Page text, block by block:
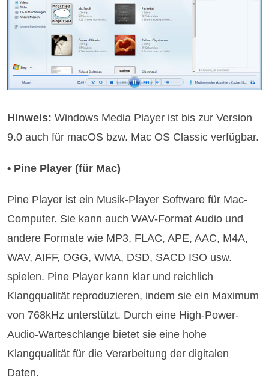
Hinweis: Windows Media Player ist bis zur Version
9.0 auch für macOS bzw. Mac OS Classic verfügbar.
• Pine Player (für Mac)
Pine Player ist ein Musik-Player Software für Mac-
Computer. Sie kann auch WAV-Format Audio und
andere Formate wie MP3, FLAC, APE, AAC, M4A,
WAV, AIFF, OGG, WMA, DSD, SACD ISO usw.
spielen. Pine Player kann klar und reichlich
Klangqualität reproduzieren, indem sie ein Maximum
von 768kHz unterstützt. Durch eine High-Power-
Audio-Warteschlange bietet sie eine hohe
Klangqualität für die Verarbeitung der digitalen
Daten.